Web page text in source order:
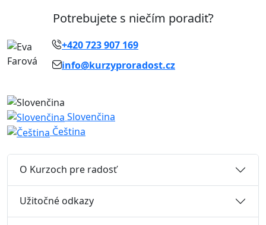
Potrebujete s niečím poradiť?
+420 723 907 169
info@kurzyproradost.cz
Slovenčina
Čeština
O Kurzoch pre radosť
Užitočné odkazy